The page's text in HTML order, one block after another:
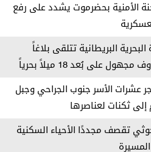
الأمنية بحضرموت يشدد على رفع
البريطانية تتلقى بلاغاً
بتعرض سفينة لمقذوف مجهول على بُعد 18 ميلاً بحرياً
إخماده
عشرات الأسر جنوب الجراحي وجبل
ثكنات لعناصرها
تقصف مجددًا الأحياء السكنية